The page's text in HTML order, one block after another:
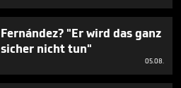
Fernández? "Er wird das ganz
sicher nicht tun"
05.08.